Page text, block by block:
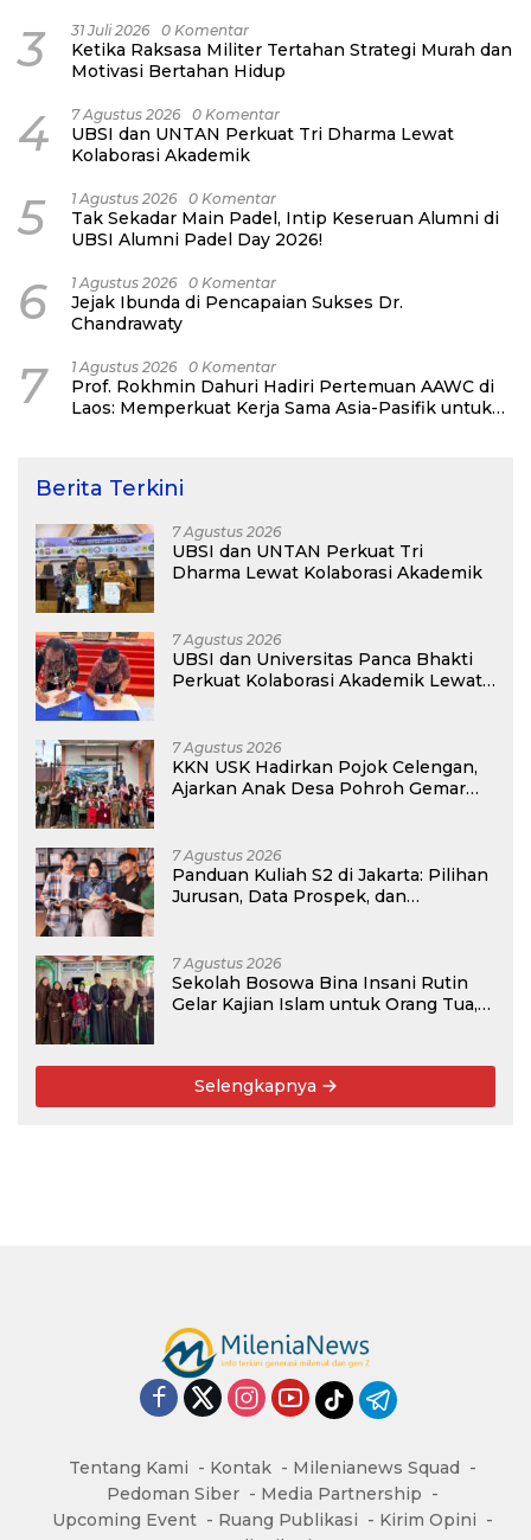
3 31 Juli 2026 0 Komentar
Ketika Raksasa Militer Tertahan Strategi Murah dan
Motivasi Bertahan Hidup
4 7 Agustus 2026 0 Komentar
UBSI dan UNTAN Perkuat Tri Dharma Lewat
Kolaborasi Akademik
5 1 Agustus 2026 0 Komentar
Tak Sekadar Main Padel, Intip Keseruan Alumni di
UBSI Alumni Padel Day 2026!
6 1 Agustus 2026 0 Komentar
Jejak Ibunda di Pencapaian Sukses Dr.
Chandrawaty
7 1 Agustus 2026 0 Komentar
Prof. Rokhmin Dahuri Hadiri Pertemuan AAWC di
Laos: Memperkuat Kerja Sama Asia-Pasifik untuk
Berita Terkini
7 Agustus 2026
UBSI dan UNTAN Perkuat Tri
Dharma Lewat Kolaborasi Akademik
7 Agustus 2026
UBSI dan Universitas Panca Bhakti
Perkuat Kolaborasi Akademik Lewat
7 Agustus 2026
KKN USK Hadirkan Pojok Celengan,
Ajarkan Anak Desa Pohroh Gemar
7 Agustus 2026
Panduan Kuliah S2 di Jakarta: Pilihan
Jurusan, Data Prospek, dan
7 Agustus 2026
Sekolah Bosowa Bina Insani Rutin
Gelar Kajian Islam untuk Orang Tua,
Selengkapnya
Tentang Kami Kontak
Milenianews Squad
Pedoman Siber
Media Partnership
Upcoming Event
Ruang Publikasi
Kirim Opini